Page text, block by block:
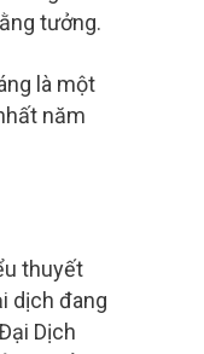
tưởng.
là một
năm
thuyết
dịch đang
Dịch